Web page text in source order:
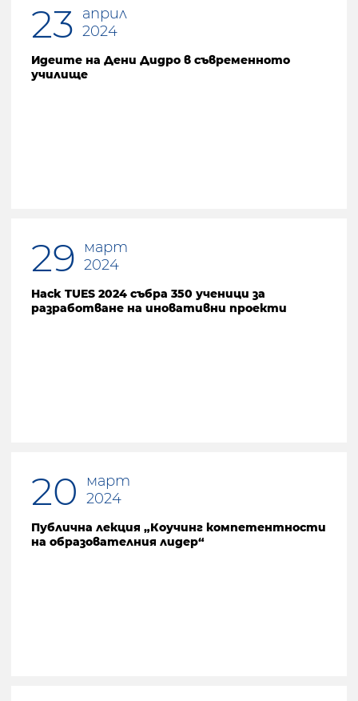
23 април
2024
Идеите на Дени Дидро в съвременното
училище
29
март
2024
Hack TUES 2024 събра 350 ученици за
разработване на иновативни проекти
20
март
2024
Публична лекция „Коучинг компетентности
на образователния лидер“